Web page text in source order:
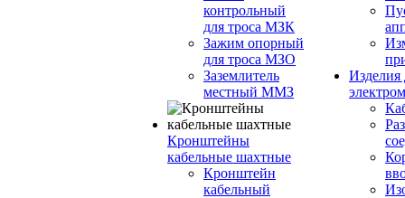
контрольный
для троса МЗК
Зажим опорный
для троса МЗО
Заземлитель
местный ММЗ
Кронштейны
кабельные шахтные
Кронштейн
кабельный
Изделия